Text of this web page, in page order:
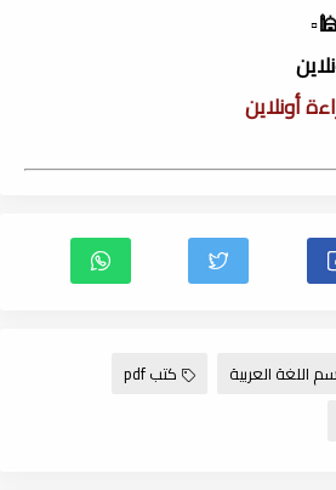
أونلاين
اللغة العربية
كتب pdf